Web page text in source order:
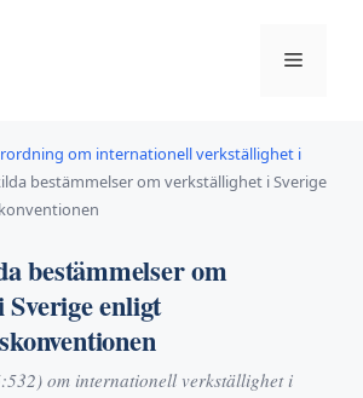
Meny
om internationell verkställighet i
bestämmelser om verkställighet i Sverige
bestämmelser om
enligt
om internationell verkställighet i